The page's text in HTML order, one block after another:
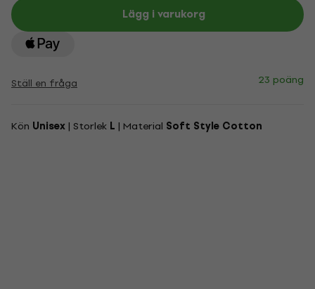
Lägg i varukorg
Ställ en fråga 23 poäng
Kön Unisex | Storlek L | Material Soft Style Cotton